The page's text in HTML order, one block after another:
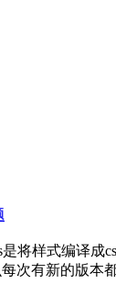
将样式编译成
次有新的版